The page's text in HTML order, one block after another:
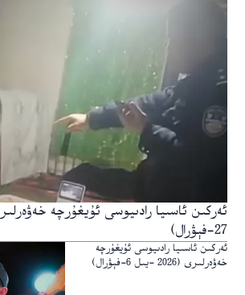
27-فېۋرال)
ئەركىن ئاسىيا رادىيوسى ئۇيغۇرچە
خەۋەرلىرى (2026 -يىل 6-فېۋرال)